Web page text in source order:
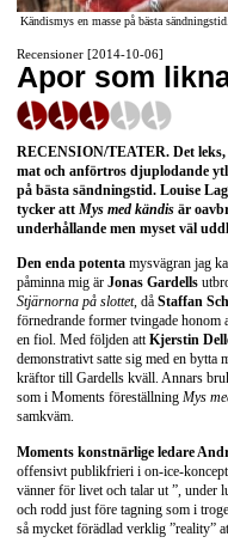
Kändismys en masse på bästa
Recensioner [2014-10-06]
Apor som
RECENSION/TEATER. Det leks,
mat och anförtros djuplodande
på bästa sändningstid. Louise
tycker att Mys med kändis är o
underhållande men myset väl
Den enda potenta mysvägran jag
påminna mig är Jonas Gardells
Stjärnorna på slottet, då Staffan
förnedrande former tvingade honom
en fiol. Med följden attKjerstin
demonstrativt satte sig med en bytta
kräftor till Gardells kväll. Annars
som i Moments föreställning Mys
samkväm.
Moments konstnärlige ledare
offensivt publikfrieri i on-ice-
vänner för livet och talar ut ”, under
och rodd just före tagning som i
så mycket förädlad verklig ”reality”